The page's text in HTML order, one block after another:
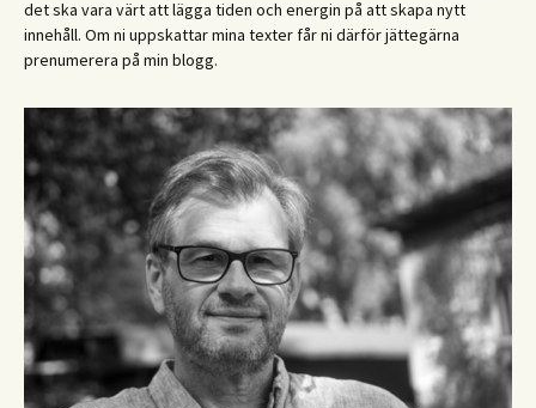
det ska vara värt att lägga tiden och energin på att skapa nytt
innehåll. Om ni uppskattar mina texter får ni därför jättegärna
prenumerera på min blogg.